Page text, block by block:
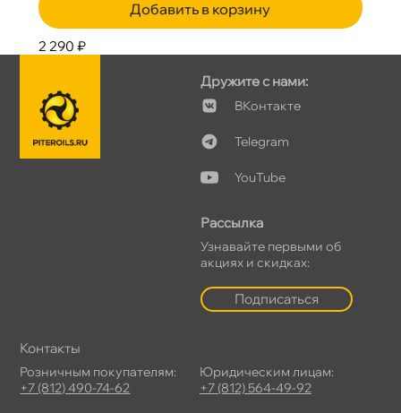
Добавить в корзину
2 290 ₽
Дружите с нами:
Контакте
Telegram
YouTube
Рассылка
Узнавайте первыми о
акциях и скидках:
Подписаться
Контакты
Розничным покупателям:
+7 (812) 490-74-62
Юридическим лицам:
+7 (812) 564-49-92